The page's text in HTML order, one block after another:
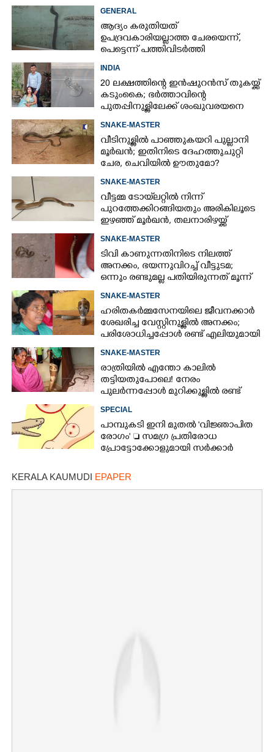
GENERAL
ആദ്യം കരുതിയത്
ഉപദ്രവകാരിയല്ലാത്ത ചേരയെന്ന്,
പെട്ടെന്ന് പത്തിവിടർത്തി
INDIA
20 ലക്ഷത്തിന്റെ ഇൻഷുറൻസ് തുകയ്ക്ക്
കടുംകൈ; ഭർത്താവിന്റെ
പുതപ്പിനുള്ളിലേക്ക് ശംഖുവരയനെ
SNAKE-MASTER
വീടിനുള്ളിൽ പാഞ്ഞുകയറി പുല്ലാനി
മൂർഖൻ; ഇതിനിടെ ദേഹത്തുചുറ്റി
ചേര, ചെവിയിൽ ഊതുമോ?
SNAKE-MASTER
വീട്ടമ്മ ടോയ്‌ലറ്റിൽ നിന്ന്
പുറത്തേക്കിറങ്ങിയതും അരികിലൂടെ
ഇഴഞ്ഞ് മൂർഖൻ, തലനാരിഴയ്ക്ക്
SNAKE-MASTER
ടിവി കാണുന്നതിനിടെ നിലത്ത്
അനക്കം, ഭയന്നുവിറച്ച് വീട്ടുടമ;
ഒന്നും രണ്ടുമല്ല പതിയിരുന്നത് മൂന്ന്
SNAKE-MASTER
ഹരിതകർമ്മസേനയിലെ ജീവനക്കാർ
ശേഖരിച്ച വേസ്റ്റിനുള്ളിൽ അനക്കം;
പരിശോധിച്ചപ്പോൾ രണ്ട് എലിയുമായി
SNAKE-MASTER
രാത്രിയിൽ എന്തോ കാലിൽ
തട്ടിയതുപോലെ! നേരം
പുലർന്നപ്പോൾ മുറിക്കുള്ളിൽ രണ്ട്
SPECIAL
പാമ്പുകടി ഇനി മുതൽ 'വിജ്ഞാപിത
രോഗം'  സമഗ്ര പ്രതിരോധ
പ്രോട്ടോക്കോളുമായി സർക്കാർ
KERALA KAUMUDI EPAPER